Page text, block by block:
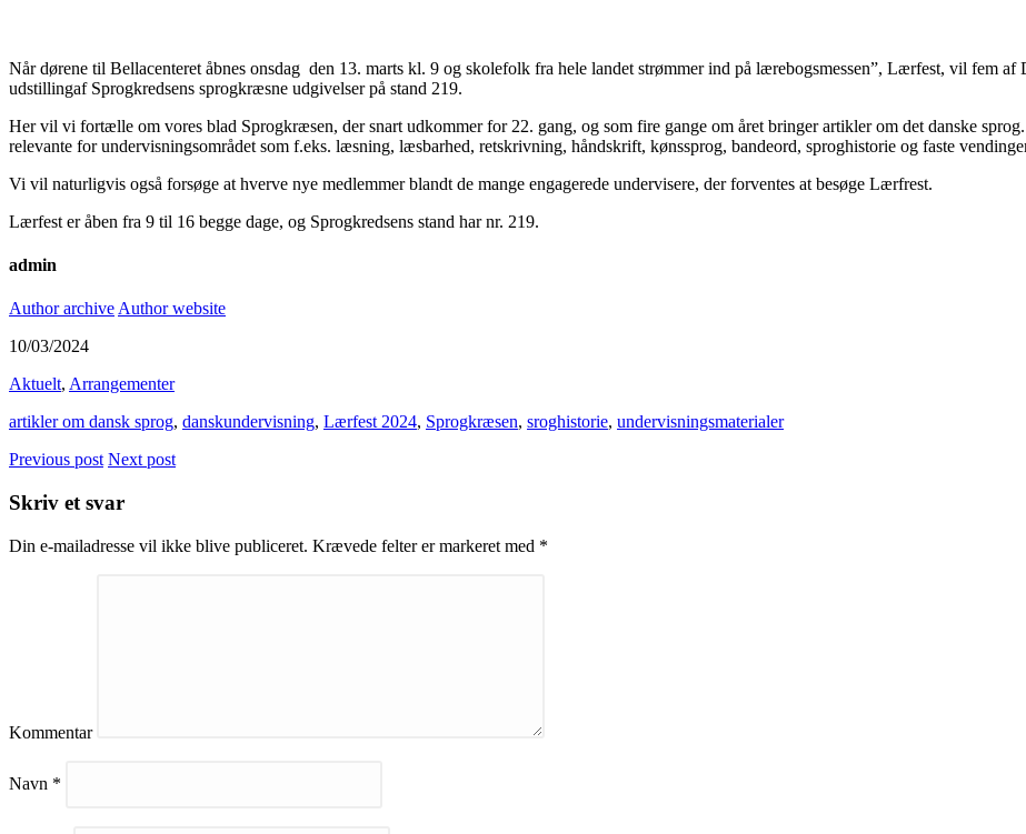
Når dørene til Bellacenteret åbnes onsdag den 13. marts kl. 9 og skolefolk fra hele landet strømmer ind på lærebogsmessen”, Lærfest, vil fem af
udstillingaf Sprogkredsens sprogkræsne udgivelser på stand 219.
Her vil vi fortælle om vores blad Sprogkræsen, der snart udkommer for 22. gang, og som fire gange om året bringer artikler om det danske
relevante for undervisningsområdet som f.eks. læsning, læsbarhed, retskrivning, håndskrift, kønssprog, bandeord, sproghistorie og faste
Vi vil naturligvis også forsøge at hverve nye medlemmer blandt de mange engagerede undervisere, der forventes at besøge Lærfrest.
Lærfest er åben fra 9 til 16 begge dage, og Sprogkredsens stand har nr. 219.
admin
Author archive Author website
10/03/2024
Aktuelt, Arrangementer
artikler om dansk sprog, danskundervisning, Lærfest 2024, Sprogkræsen, sroghistorie, undervisningsmaterialer
Previous post Next post
Skriv et svar
Din e-mailadresse vil ikke blive publiceret. Krævede felter er markeret med *
Kommentar
Navn *